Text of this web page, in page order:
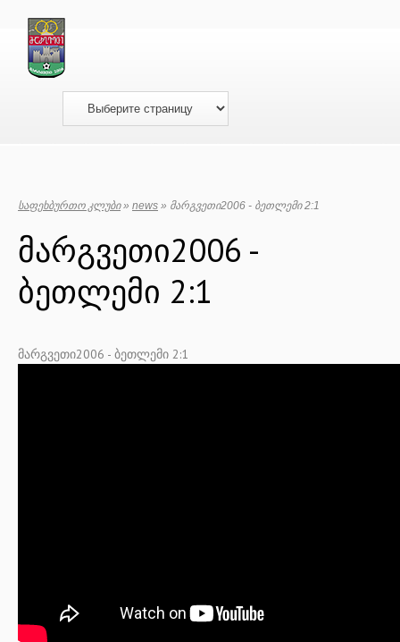
საფეხბურთო კლუბი» news » მარგვეთი2006 - ბეთლემი 2:1
მარგვეთი2006 -
ბეთლემი 2:1
მარგვეთი2006 - ბეთლემი 2:1